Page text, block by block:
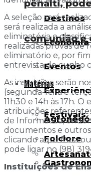
Destinos
Economia
Eventos
Festivais
Folclore
pênalti,
com união e
Matérias
A seleção será
será realizada a
eliminatória e
realizadas provas de
eliminatório e, por
entrevista de cunho
As inscrições serão
(segunda-feira e
11h30 e 14h às 17h.
atribuições
de Informática,
documentos e
clicando aqui. Para
pode ligar no (98)
Instituições de